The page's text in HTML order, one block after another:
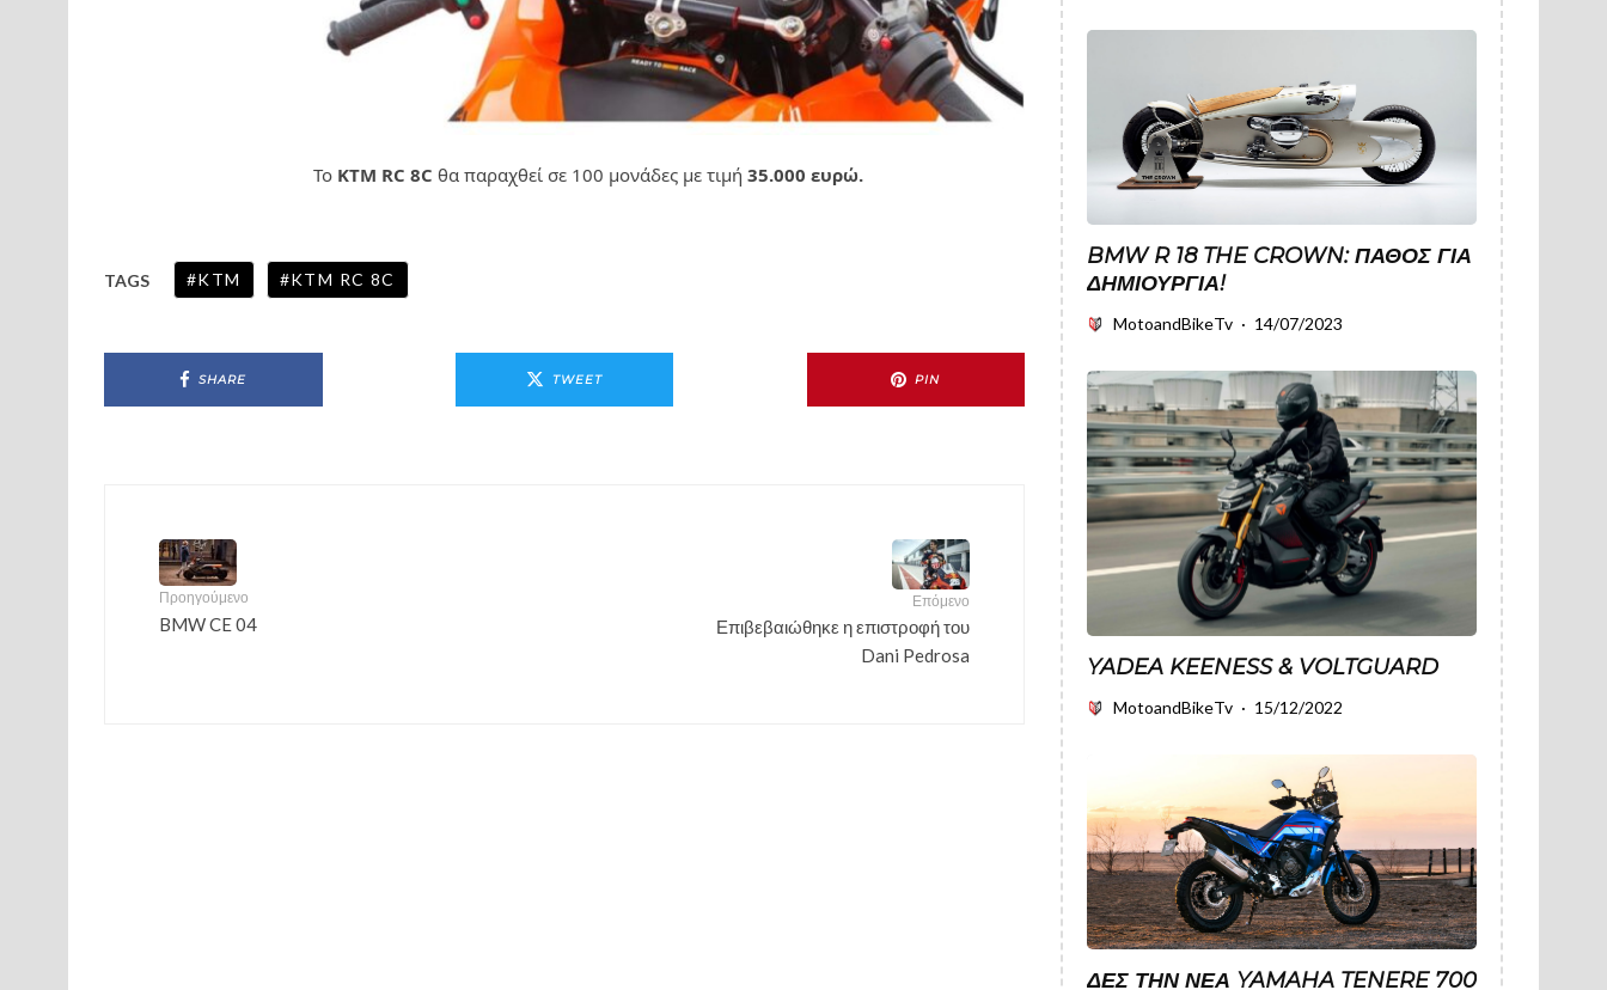
Το KTM RC 8C θα παραχθεί σε 100 μονάδες με τιμή 35.000 ευρώ.
TAGS KTM KTM RC 8C
SHARE TWEET PIN
Προηγούμενο
BMW CE 04
Επόμενο
Επιβεβαιώθηκε η επιστροφή του
Dani Pedrosa
BMW R 18 THE CROWN: ΠΆΘΟΣ ΓΙΑ
ΔΗΜΙΟΥΡΓΊΑ!
MotoandBikeTv · 14/07/2023
YADEA KEENESS & VOLTGUARD
MotoandBikeTv · 15/12/2022
ΔΕΣ ΤΗΝ ΝΈΑ YAMAHA TENERE 700